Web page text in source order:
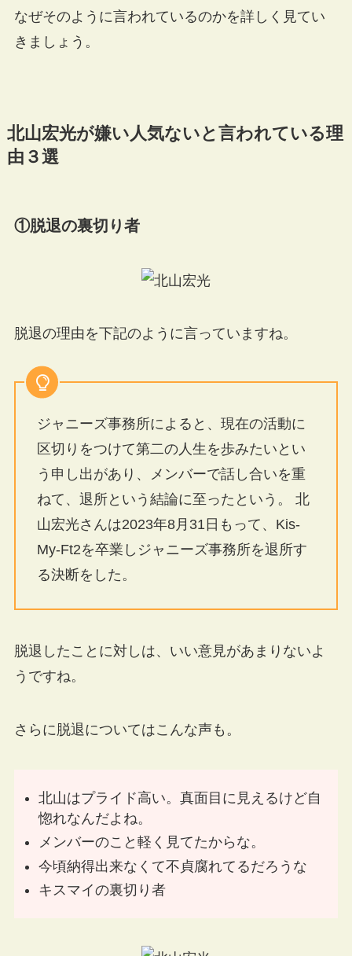
なぜそのように言われているのかを詳しく見てい
きましょう。
北山宏光が嫌い人気ないと言われている理
由３選
①脱退の裏切り者
脱退の理由を下記のように言っていますね。
ジャニーズ事務所によると、現在の活動に
区切りをつけて第二の人生を歩みたいとい
う申し出があり、メンバーで話し合いを重
ねて、退所という結論に至ったという。 北
山宏光さんは2023年8月31日もって、Kis-
My-Ft2を卒業しジャニーズ事務所を退所す
る決断をした。
脱退したことに対しは、いい意見があまりないよ
うですね。
さらに脱退についてはこんな声も。
北山はプライド高い。真面目に見えるけど自
惚れなんだよね。
メンバーのこと軽く見てたからな。
今頃納得出来なくて不貞腐れてるだろうな
キスマイの裏切り者